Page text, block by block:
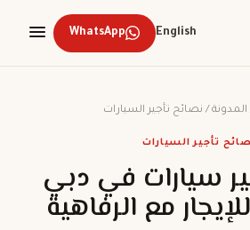
English
WhatsApp
المدونة / نصائح تأجير السيارات
تأجير السيارات
سيارات في دبي
مع الرفاهية